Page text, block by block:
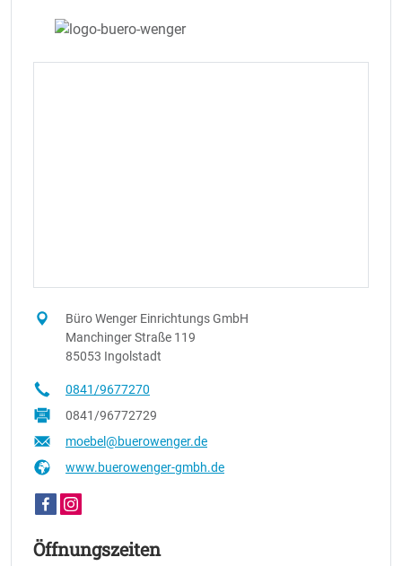
Büro Wenger Einrichtungs GmbH
Manchinger Straße 119
85053 Ingolstadt
0841/9677270
0841/96772729
moebel@buerowenger.de
www.buerowenger-gmbh.de
Öffnungszeiten